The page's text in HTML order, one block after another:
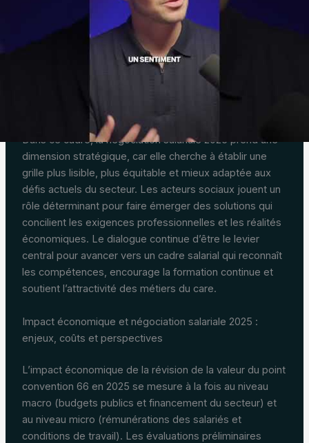
les compétences numériques émergentes.
Transparence accrue des règles et des progression
salariales, soutenue par des outils numériques
dédiés à la paie et à la gestion des carrières.
Maintien d’un équilibre entre attractivité des métiers
et contraintes budgétaires des établissements.
Dans ce cadre, la négociation salariale 2025 prend une
dimension stratégique, car elle cherche à établir une
grille plus lisible, plus équitable et mieux adaptée aux
défis actuels du secteur. Les acteurs sociaux jouent un
rôle déterminant pour faire émerger des solutions qui
concilient les exigences professionnelles et les réalités
économiques. Le dialogue continue d’être le levier
central pour avancer vers un cadre salarial qui reconnaît
les compétences, encourage la formation continue et
soutient l’attractivité des métiers du care.
Impact économique et négociation salariale 2025 :
enjeux, coûts et perspectives
L’impact économique de la révision de la valeur du point
convention 66 en 2025 se mesure à la fois au niveau
macro (budgets publics et financement du secteur) et
au niveau micro (rémunérations des salariés et
conditions de travail). Les évaluations préliminaires